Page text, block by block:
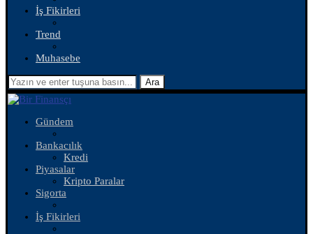
İş Fikirleri
Trend
Muhasebe
Ara
Gündem
Bankacılık
Kredi
Piyasalar
Kripto Paralar
Sigorta
İş Fikirleri